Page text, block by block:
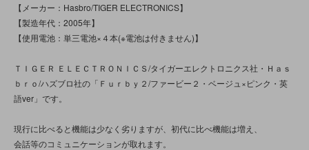
【メーカー：Hasbro/TIGER ELECTRONICS】
【製造年代：2005年】
【使用電池：単三電池×４本(※電池は付きません)】
ＴＩＧＥＲ ＥＬＥＣＴＲＯＮＩＣＳ/タイガーエレクトロニクス社・Ｈａｓ
ｂｒｏ/ハズブロ社の「Ｆｕｒｂｙ２/ファービー２・ベージュ×ピンク・英
語ver」です。
現行に比べると機能は少なく劣りますが、初代に比べ機能は増え、
会話等のコミュニケーションが取れます。